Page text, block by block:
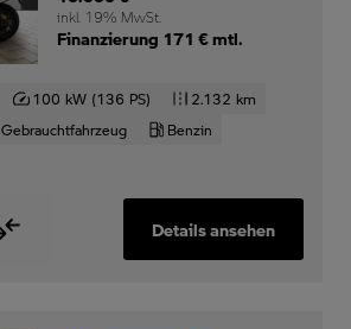
inkl. 19% MwSt.
Finanzierung 171 € mtl.
100 kW (136 PS)
2.132 km
Gebrauchtfahrzeug
Benzin
Details ansehen